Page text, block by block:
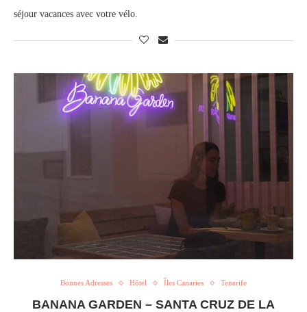
séjour vacances avec votre vélo.
Bonnes Adresses Hôtel Îles Canaries Tenerife
BANANA GARDEN – SANTA CRUZ DE LA